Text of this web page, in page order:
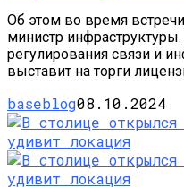
Об этом во время
министр
регулирования связи и
выставит на торги
baseblog08.10.2024